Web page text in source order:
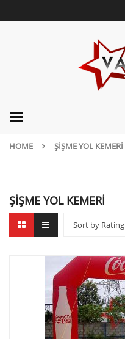
Categories
HOME ŞIŞME YOL KEMERI
ŞIŞME YOL KEMERI
Sort by Rating